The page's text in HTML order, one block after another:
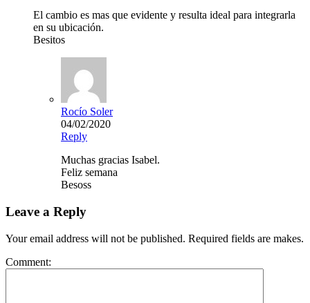
El cambio es mas que evidente y resulta ideal para integrarla
en su ubicación.
Besitos
Rocío Soler
04/02/2020
Reply
Muchas gracias Isabel.
Feliz semana
Besoss
Leave a Reply
Your email address will not be published. Required fields are makes.
Comment: